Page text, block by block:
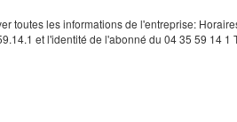
toutes les informations de l'entreprise:
et l'identité de l'abonné du 04 35 59 14 1